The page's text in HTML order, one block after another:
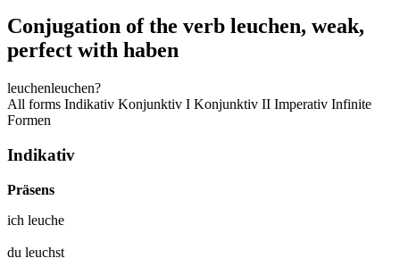
Conjugation of the verb leuchen, weak,
perfect with haben
leuchenleuchen?
All forms Indikativ Konjunktiv I Konjunktiv II Imperativ Infinite
Formen
Indikativ
Präsens
ich leuche
du leuchst